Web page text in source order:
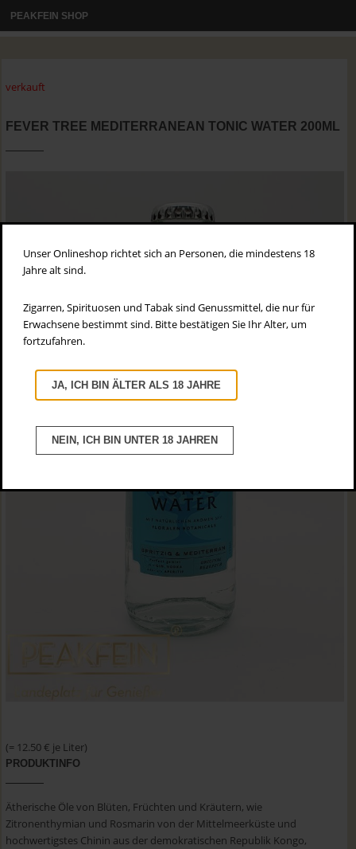
PEAKFEIN SHOP
verkauft
FEVER TREE MEDITERRANEAN TONIC WATER 200ML
(= 12.50 € je Liter)
PRODUKTINFO
Ätherische Öle von Blüten, Früchten und Kräutern, wie
Zitronenthymian und Rosmarin von der Mittelmeerküste und
hochwertigstes Chinin aus der demokratischen Republik Kongo,
Unser Onlineshop richtet sich an Personen, die mindestens 18
Jahre alt sind.
Zigarren, Spirituosen und Tabak sind Genussmittel, die nur für
Erwachsene bestimmt sind. Bitte bestätigen Sie Ihr Alter, um
fortzufahren.
JA, ICH BIN ÄLTER ALS 18 JAHRE
NEIN, ICH BIN UNTER 18 JAHREN